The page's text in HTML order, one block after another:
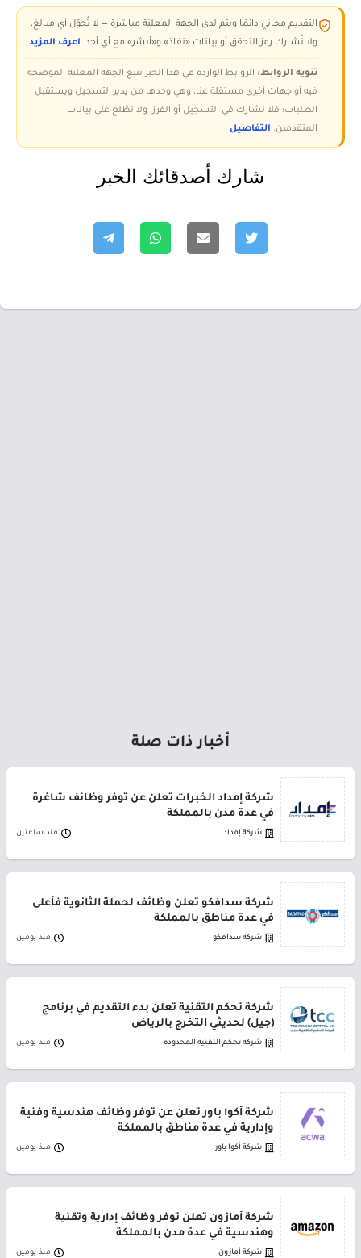
التقديم مجاني دائمًا ويتم لدى الجهة المعلنة مباشرة — لا تُحوّل أي مبالغ،
ولا تُشارك رمز التحقق أو بيانات «نفاذ» و«أبشر» مع أي أحد. اعرف المزيد
تنويه الروابط: الروابط الواردة في هذا الخبر تتبع الجهة المعلنة الموضحة
فيه أو جهات أخرى مستقلة عنا، وهي وحدها من يدير التسجيل ويستقبل
الطلبات؛ فلا نشارك في التسجيل أو الفرز، ولا نطّلع على بيانات
المتقدمين. التفاصيل
شارك أصدقائك الخبر
أخبار ذات صلة
شركة إمداد الخبرات تعلن عن توفر وظائف شاغرة
في عدة مدن بالمملكة
شركة إمداد منذ ساعتين
شركة سدافكو تعلن وظائف لحملة الثانوية فأعلى
في عدة مناطق بالمملكة
شركة سدافكو منذ يومين
شركة تحكم التقنية تعلن بدء التقديم في برنامج
(جيل) لحديثي التخرج بالرياض
شركة تحكم التقنية المحدودة منذ يومين
شركة أكوا باور تعلن عن توفر وظائف هندسية وفنية
وإدارية في عدة مناطق بالمملكة
شركة أكوا باور منذ يومين
شركة أمازون تعلن توفر وظائف إدارية وتقنية
وهندسية في عدة مدن بالمملكة
شركة أمازون منذ يومين